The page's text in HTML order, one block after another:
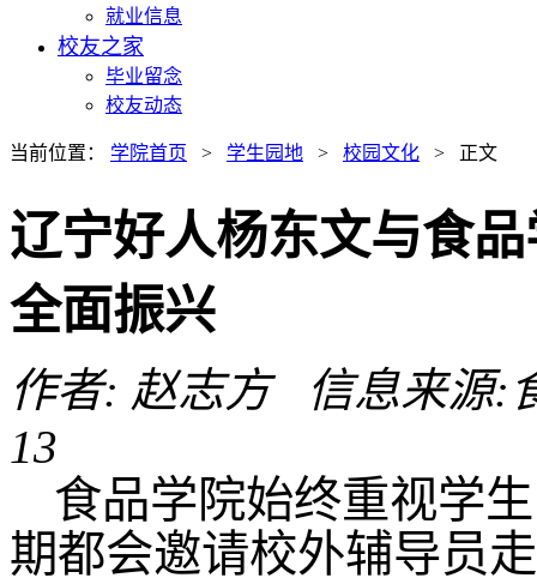
就业信息
校友之家
毕业留念
校友动态
当前位置： 学院首页 > 学生园地 > 校园文化 > 正文
辽宁好人杨东文与食
全面振兴
作者: 赵志方 信息来源:
13
食品学院始终重视学
期都会邀请校外辅导员